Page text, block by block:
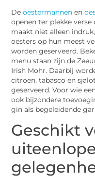
Deoestermannenen
openen ter plekke
maakt niet alleen
oesters op hun meest
worden geserveerd.
menu staan zijn de
Irish Mohr. Daarbij
citroen, tabasco en
geserveerd. Voor wie
ook bijzondere
gin als begeleidende
Geschikt